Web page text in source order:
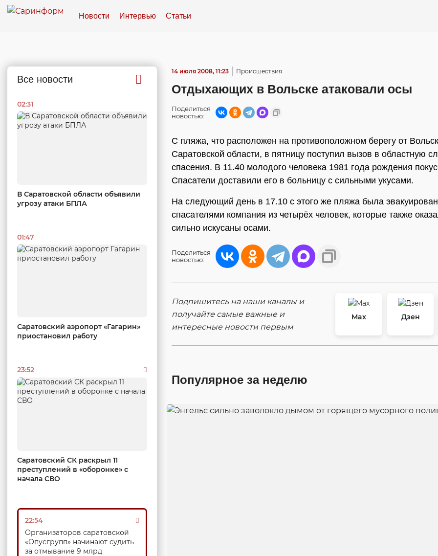
Новости Интервью Статьи
Все новости
02:31
В Саратовской области объявили
угрозу атаки БПЛА
01:47
Саратовский аэропорт «Гагарин»
приостановил работу
23:52
Саратовский СК раскрыл 11
преступлений в «оборонке» с
начала СВО
22:54
Организаторов саратовской
«Опусгрупп» начинают судить
за отмывание 9 млрд
14 июля 2008, 11:23 Происшествия
Отдыхающих в Вольске атаковали осы
Поделиться
новостью:
С пляжа, что расположен на противоположном берегу от
Саратовской области, в пятницу поступил вызов в областную
спасения. В 11.40 молодого человека 1981 года рождения
Спасатели доставили его в больницу с сильными укусами.
На следующий день в 17.10 с этого же пляжа была
спасателями компания из четырёх человек, которые также
сильно искусаны осами.
Поделиться
новостью:
Подпишитесь на наши каналы и
получайте самые важные и
интересные новости первым
Max
Дзен
Популярное за неделю